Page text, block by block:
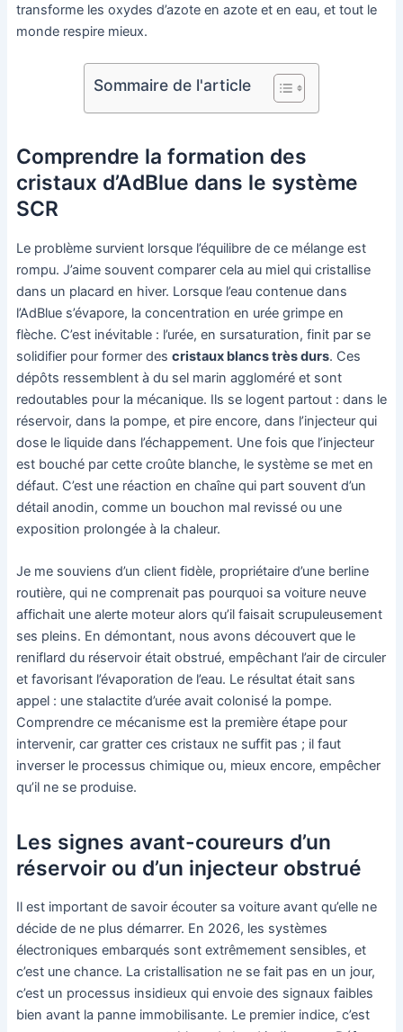
transforme les oxydes d’azote en azote et en eau, et tout le
monde respire mieux.
Sommaire de l'article
Comprendre la formation des
cristaux d’AdBlue dans le système
SCR
Le problème survient lorsque l’équilibre de ce mélange est
rompu. J’aime souvent comparer cela au miel qui cristallise
dans un placard en hiver. Lorsque l’eau contenue dans
l’AdBlue s’évapore, la concentration en urée grimpe en
flèche. C’est inévitable : l’urée, en sursaturation, finit par se
solidifier pour former des cristaux blancs très durs. Ces
dépôts ressemblent à du sel marin aggloméré et sont
redoutables pour la mécanique. Ils se logent partout : dans le
réservoir, dans la pompe, et pire encore, dans l’injecteur qui
dose le liquide dans l’échappement. Une fois que l’injecteur
est bouché par cette croûte blanche, le système se met en
défaut. C’est une réaction en chaîne qui part souvent d’un
détail anodin, comme un bouchon mal revissé ou une
exposition prolongée à la chaleur.
Je me souviens d’un client fidèle, propriétaire d’une berline
routière, qui ne comprenait pas pourquoi sa voiture neuve
affichait une alerte moteur alors qu’il faisait scrupuleusement
ses pleins. En démontant, nous avons découvert que le
reniflard du réservoir était obstrué, empêchant l’air de circuler
et favorisant l’évaporation de l’eau. Le résultat était sans
appel : une stalactite d’urée avait colonisé la pompe.
Comprendre ce mécanisme est la première étape pour
intervenir, car gratter ces cristaux ne suffit pas ; il faut
inverser le processus chimique ou, mieux encore, empêcher
qu’il ne se produise.
Les signes avant-coureurs d’un
réservoir ou d’un injecteur obstrué
Il est important de savoir écouter sa voiture avant qu’elle ne
décide de ne plus démarrer. En 2026, les systèmes
électroniques embarqués sont extrêmement sensibles, et
c’est une chance. La cristallisation ne se fait pas en un jour,
c’est un processus insidieux qui envoie des signaux faibles
bien avant la panne immobilisante. Le premier indice, c’est